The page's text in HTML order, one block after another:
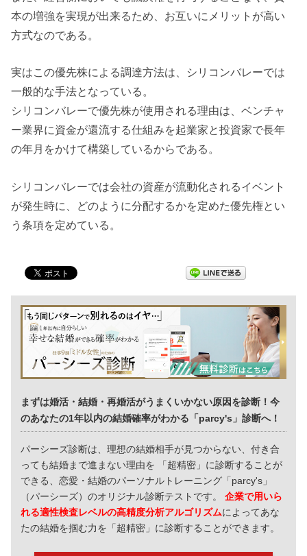
本の増強を実現が出来るため、お互いにメリットが高い
方式なのである。
実はこの優先株による調達方法は、シリコンバレーでは
一般的な手法となっている。
シリコンバレーで優先株が使用される理由は、ベンチャ
ー業界に資金が還流する仕組みを起業家と投資家で長年
の年月をかけて構築しているからである。
シリコンバレーでは会社の資産が流動化されるイベント
が発生時に、どのように分配するかを定めた優先権とい
う条項を定めている。
まずは婚活・結婚・再婚活がうまくいかない原因を診断！今
のあなたの1年以内の結婚確率がわかる「parcy's」診断へ！
パーシーズ診断は、理想の結婚相手が見つからない、付き合
っても結婚まで進まない理由を 「超精密」に診断することが
できる、恋愛・結婚のパーソナルトレーニング「parcy's」
（パーシーズ）のオリジナル診断テストです。企業で用いら
れる適性検査レベルの高精度分析アルゴリズムによってあな
たの結婚を掴む力を「超精密」に診断することができます。